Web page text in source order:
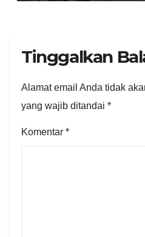
Tinggalkan
Alamat email Anda tidak
yang wajib ditandai *
Komentar *